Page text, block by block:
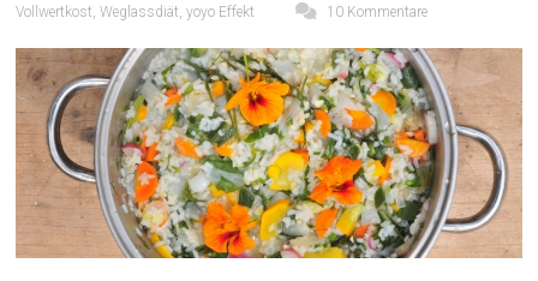
Vollwertkost ,Weglassdiät ,yoyo Effekt 10 Kommentare